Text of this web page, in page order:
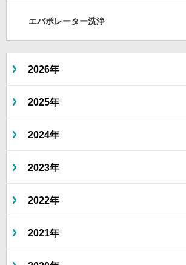
エバポレーター洗浄
2026年
2025年
2024年
2023年
2022年
2021年